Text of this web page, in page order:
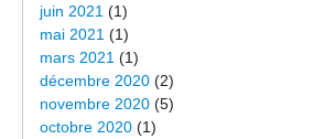
juin 2021 (1)
mai 2021 (1)
mars 2021 (1)
décembre 2020 (2)
novembre 2020 (5)
octobre 2020 (1)